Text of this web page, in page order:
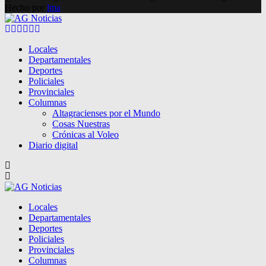
Hecho por lma
Facebook
Twitter
Instagram
Pinterest
Google
Locales
Departamentales
Deportes
Policiales
Provinciales
Columnas
Altagracienses por el Mundo
Cosas Nuestras
Crónicas al Voleo
Diario digital
Locales
Departamentales
Deportes
Policiales
Provinciales
Columnas